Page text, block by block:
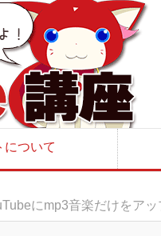
について
にmp3音楽だけをア